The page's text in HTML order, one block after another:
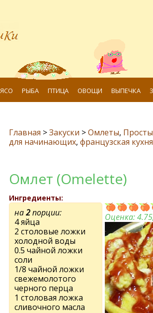
РЫБА ПТИЦА ОВОЩИ ВЫПЕЧКА
Главная >Закуски >Омлеты,
для начинающих, французская кухня
Омлет (Omelette)
Ингредиенты:
на2порции:
4 яйца
2 столовые ложки
холодной воды
0.5 чайной ложки
соли
1/8 чайной ложки
свежемолотого
черного перца
1 столовая ложка
сливочного масла
Оценка:4.75